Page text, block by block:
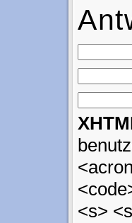
<s>